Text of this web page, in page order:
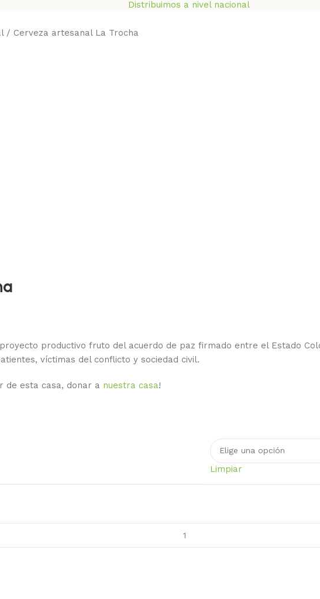
Distribuimos a nivel nacional
Cerveza artesanal La Trocha
productivo fruto del acuerdo de paz firmado entre el Estado
víctimas del conflicto y sociedad civil.
de esta casa, donar a nuestra casa!
Limpiar